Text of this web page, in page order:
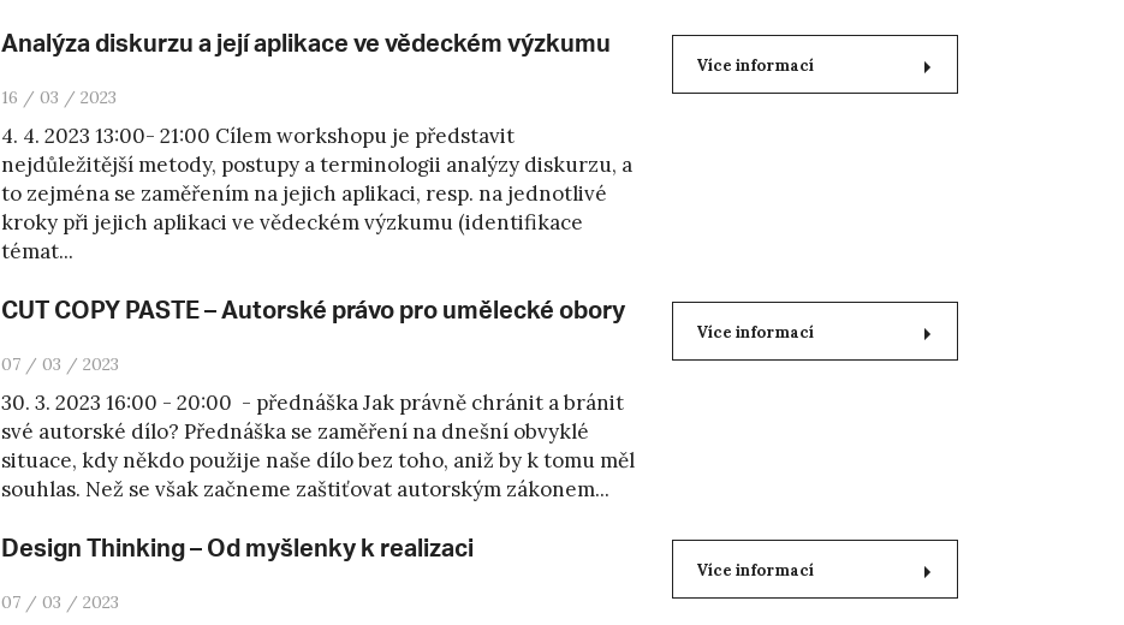
Analýza diskurzu a její aplikace ve vědeckém výzkumu
16 / 03 / 2023
4. 4. 2023 13:00- 21:00 Cílem workshopu je představit
nejdůležitější metody, postupy a terminologii analýzy diskurzu, a
to zejména se zaměřením na jejich aplikaci, resp. na jednotlivé
kroky při jejich aplikaci ve vědeckém výzkumu (identifikace
témat...
Více informací
CUT COPY PASTE – Autorské právo pro umělecké obory
07 / 03 / 2023
30. 3. 2023 16:00 - 20:00 - přednáška Jak právně chránit a bránit
své autorské dílo? Přednáška se zaměření na dnešní obvyklé
situace, kdy někdo použije naše dílo bez toho, aniž by k tomu měl
souhlas. Než se však začneme zaštiťovat autorským zákonem...
Více informací
Design Thinking – Od myšlenky k realizaci
07 / 03 / 2023
Více informací